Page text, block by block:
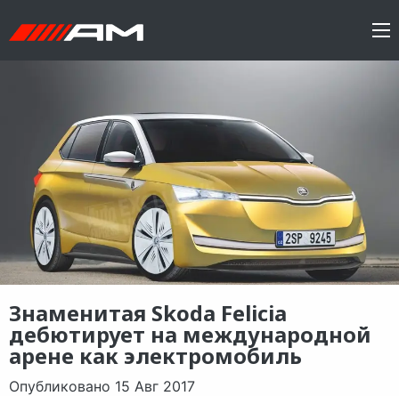
Знаменитая Skoda Felicia
дебютирует на международной
арене как электромобиль
Опубликовано 15 Авг 2017